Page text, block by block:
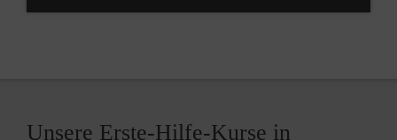
Unsere Erste-Hilfe-Kurse in